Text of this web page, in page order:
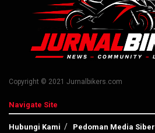
Copyright © 2021 Jurnalbikers.com
Navigate Site
Hubungi Kami Pedoman Media Siber